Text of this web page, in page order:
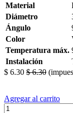
Material
Diámetro
Ángulo
Color
Temperatura máx.
Instalación
$ 6.30 $6.30
Agregar al carrito